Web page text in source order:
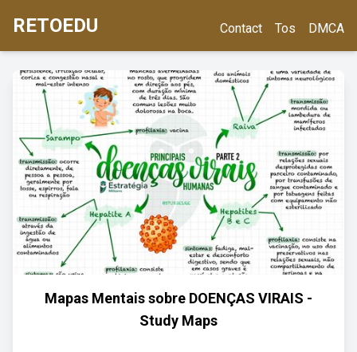
RETOEDU Contact Tos DMCA
Mapas Mentais sobre DOENÇAS VIRAIS -
Study Maps